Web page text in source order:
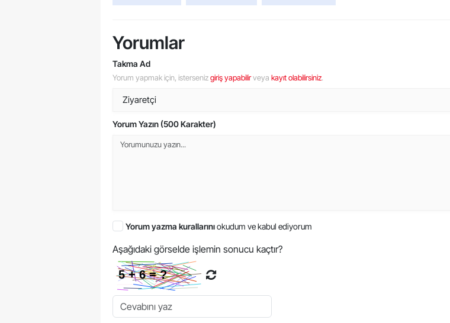
Yorumlar
Takma Ad
Yorum yapmak için, istersenizgiriş yapabilirveya kayıt olabilirsiniz.
Yorum Yazın (500 Karakter)
Yorum yazma kurallarınıokudum ve kabul ediyorum
Aşağıdaki görselde işlemin sonucu kaçtır?